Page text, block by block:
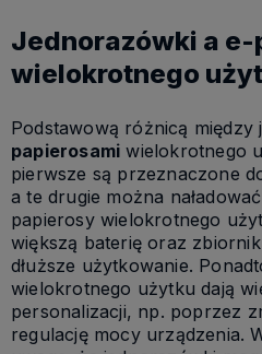
Jednorazówki a
wielokrotnego
Podstawową różnicą między
papierosami wielokrotnego
pierwsze są przeznaczone
a te drugie można
papierosy wielokrotnego
większą baterię oraz
dłuższe użytkowanie.
wielokrotnego użytku dają
personalizacji, np. poprzez
regulację mocy urządzenia.